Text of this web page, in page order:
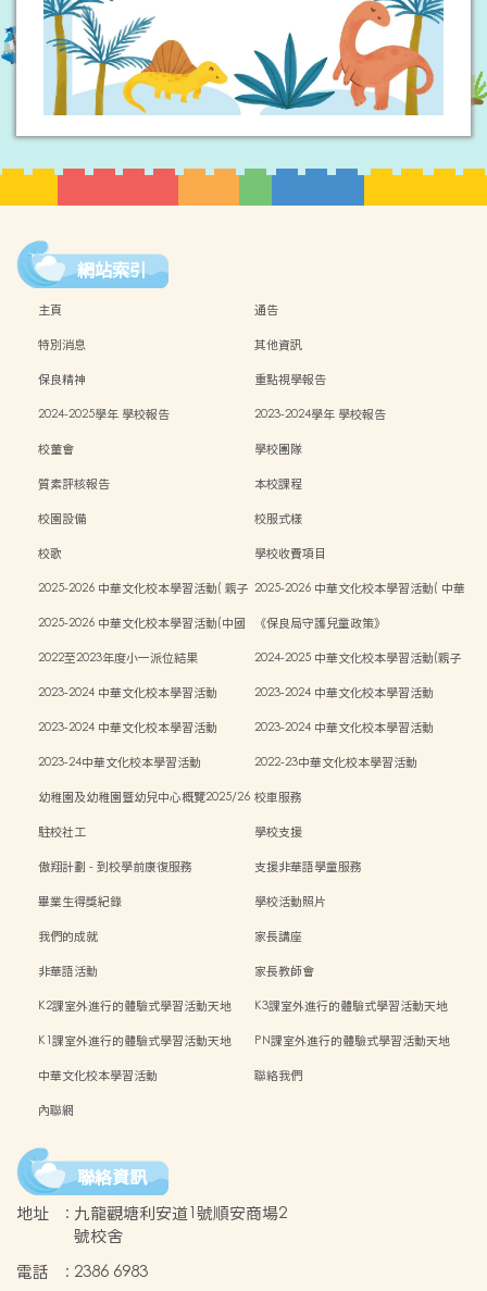
網站索引
主頁
通告
特別消息
其他資訊
保良精神
重點視學報告
2024-2025學年 學校報告
2023-2024學年 學校報告
校董會
學校團隊
質素評核報告
本校課程
校園設備
校服式樣
校歌
學校收費項目
2025-2026 中華文化校本學習活動( 親子 2025-2026 中華文化校本學習活動( 中華
2025-2026 中華文化校本學習活動(中國
《保良局守護兒童政策》
2022至2023年度小一派位結果
2024-2025 中華文化校本學習活動(親子
2023-2024 中華文化校本學習活動
2023-2024 中華文化校本學習活動
2023-2024 中華文化校本學習活動
2023-2024 中華文化校本學習活動
2023-24中華文化校本學習活動
2022-23中華文化校本學習活動
幼稚園及幼稚園暨幼兒中心概覽2025/26 校車服務
駐校社工
學校支援
傲翔計劃 - 到校學前康復服務
支援非華語學童服務
畢業生得獎紀錄
學校活動照片
我們的成就
家長講座
非華語活動
家長教師會
K2課室外進行的體驗式學習活動天地
K3課室外進行的體驗式學習活動天地
K1課室外進行的體驗式學習活動天地
PN課室外進行的體驗式學習活動天地
中華文化校本學習活動
聯絡我們
內聯網
聯絡資訊
地址 : 九龍觀塘利安道1號順安商場2
號校舍
電話
: 2386 6983